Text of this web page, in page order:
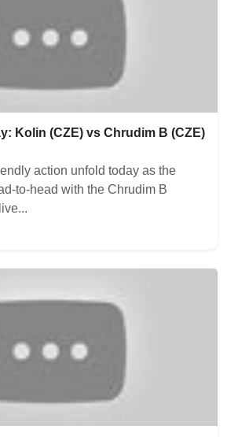
Kolin (CZE) vs Chrudim B (CZE)
action unfold today as the
to-head with the Chrudim B